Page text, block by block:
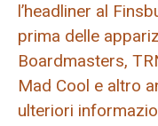
l’headliner al
prima delle
Boardmasters,
Mad Cool e altro
ulteriori